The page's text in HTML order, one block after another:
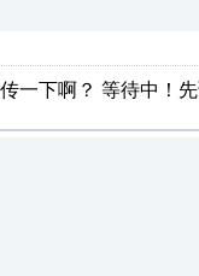
一下啊？ 等待中！